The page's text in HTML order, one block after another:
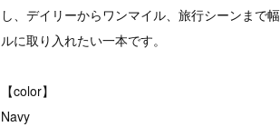
し、デイリーからワンマイル、旅行シーンまで
ルに取り入れたい一本です。
【color】
Navy